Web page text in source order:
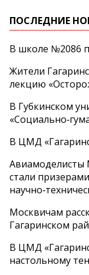
ПОСЛЕДНИЕ
В школе №2086
Жители
лекцию
В Губкинском
В ЦМД
Авиамоделисты
стали
Москвичам
Гагаринском
В ЦМД
настольному